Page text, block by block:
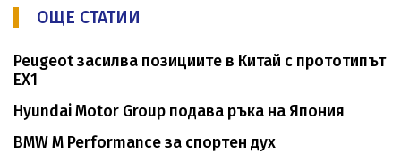
ОЩЕ СТАТИИ
Peugeot засилва позициите в Китай с прототипът
ЕХ1
Hyundai Motor Group подава ръка на Япония
BMW M Performance за спортен дух